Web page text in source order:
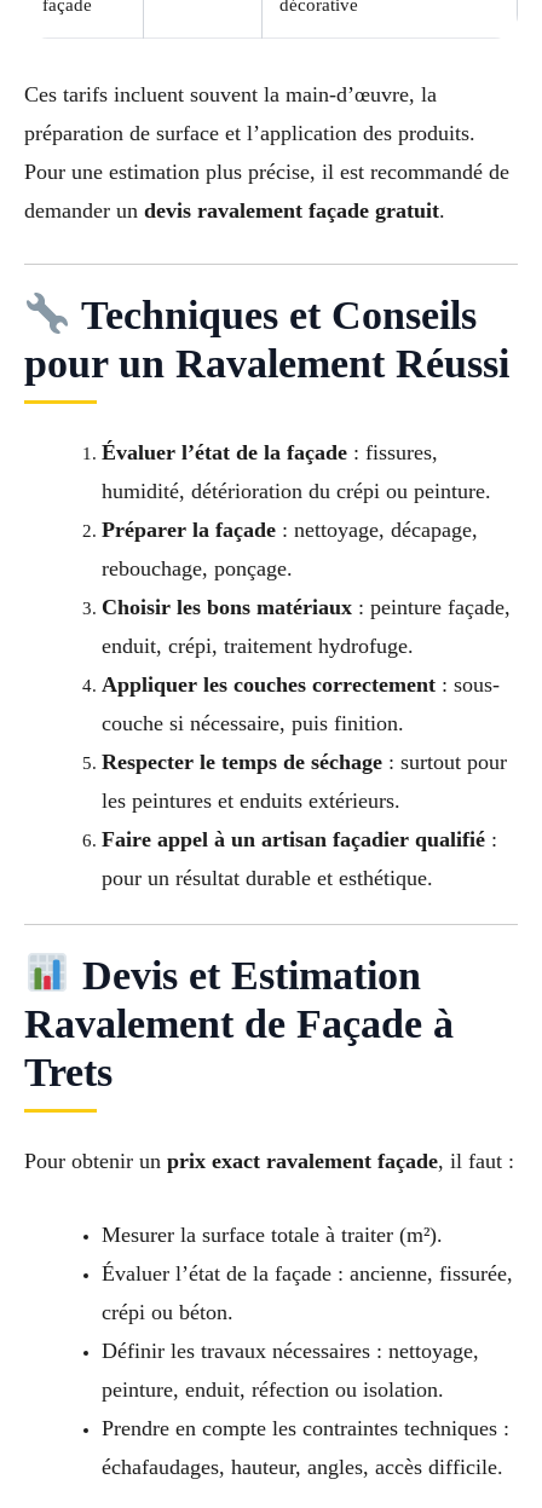
façade
décorative
Ces tarifs incluent souvent la main-d’œuvre, la
préparation de surface et l’application des produits.
Pour une estimation plus précise, il est recommandé de
demander un devis ravalement façade gratuit.
Techniques et Conseils
pour un Ravalement Réussi
Évaluer l’état de la façade: fissures,
humidité, détérioration du crépi ou peinture.
Préparer la façade: nettoyage, décapage,
rebouchage, ponçage.
Choisir les bons matériaux: peinture façade,
enduit, crépi, traitement hydrofuge.
Appliquer les couches correctement: sous-
couche si nécessaire, puis finition.
Respecter le temps de séchage: surtout pour
les peintures et enduits extérieurs.
Faire appel à un artisan façadier qualifié:
pour un résultat durable et esthétique.
Devis et Estimation
Ravalement de Façade à
Trets
Pour obtenir un prix exact ravalement façade, il faut :
Mesurer la surface totale à traiter (m²).
Évaluer l’état de la façade : ancienne, fissurée,
crépi ou béton.
Définir les travaux nécessaires : nettoyage,
peinture, enduit, réfection ou isolation.
Prendre en compte les contraintes techniques :
échafaudages, hauteur, angles, accès difficile.